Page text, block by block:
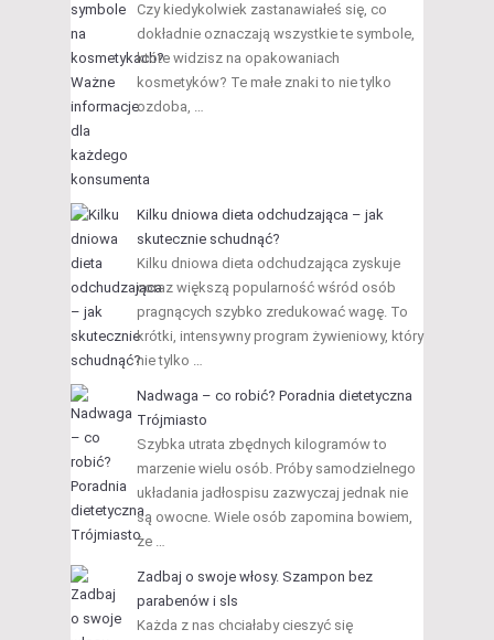
Czy kiedykolwiek zastanawiałeś się, co
dokładnie oznaczają wszystkie te symbole,
które widzisz na opakowaniach
kosmetyków? Te małe znaki to nie tylko
ozdoba, …
Kilku dniowa dieta odchudzająca – jak
skutecznie schudnąć?
Kilku dniowa dieta odchudzająca zyskuje
coraz większą popularność wśród osób
pragnących szybko zredukować wagę. To
krótki, intensywny program żywieniowy, który
nie tylko …
Nadwaga – co robić? Poradnia dietetyczna
Trójmiasto
Szybka utrata zbędnych kilogramów to
marzenie wielu osób. Próby samodzielnego
układania jadłospisu zazwyczaj jednak nie
są owocne. Wiele osób zapomina bowiem,
że …
Zadbaj o swoje włosy. Szampon bez
parabenów i sls
Każda z nas chciałaby cieszyć się